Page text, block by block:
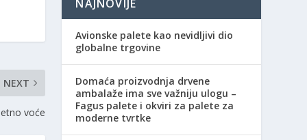
NEXT
voće
NAJNOVIJE
Avionske palete kao nevidljivi dio
globalne trgovine
Domaća proizvodnja drvene
ambalaže ima sve važniju ulogu –
Fagus palete i okviri za palete za
moderne tvrtke